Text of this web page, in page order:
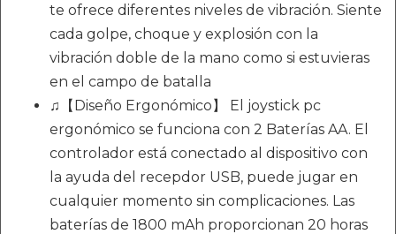
te ofrece diferentes niveles de vibración. Siente
cada golpe, choque y explosión con la
vibración doble de la mano como si estuvieras
en el campo de batalla
♫【Diseño Ergonómico】 El joystick pc
ergonómico se funciona con 2 Baterías AA. El
controlador está conectado al dispositivo con
la ayuda del recepdor USB, puede jugar en
cualquier momento sin complicaciones. Las
baterías de 1800 mAh proporcionan 20 horas